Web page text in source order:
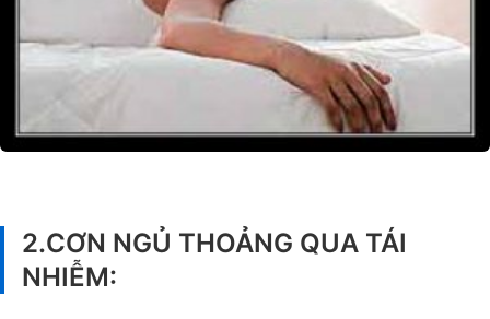
2.CƠN NGỦ THOẢNG QUA TÁI
NHIỄM: